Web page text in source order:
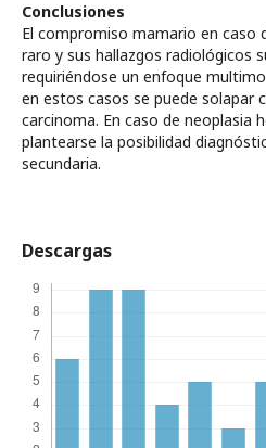
Conclusiones
El compromiso mamario en caso
raro y sus hallazgos radiológicos
requiriéndose un enfoque
en estos casos se puede solapar
carcinoma. En caso de neoplasia
plantearse la posibilidad
secundaria.
Descargas